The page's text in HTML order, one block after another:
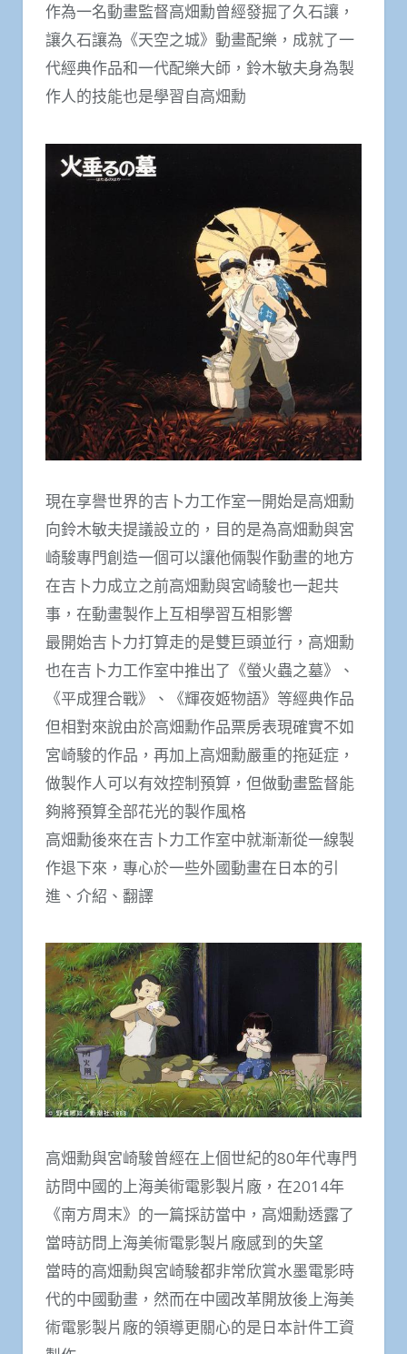
作為一名動畫監督高畑勳曾經發掘了久石讓，
讓久石讓為《天空之城》動畫配樂，成就了一
代經典作品和一代配樂大師，鈴木敏夫身為製
作人的技能也是學習自高畑勳
現在享譽世界的吉卜力工作室一開始是高畑勳
向鈴木敏夫提議設立的，目的是為高畑勳與宮
崎駿專門創造一個可以讓他倆製作動畫的地方
在吉卜力成立之前高畑勳與宮崎駿也一起共
事，在動畫製作上互相學習互相影響
最開始吉卜力打算走的是雙巨頭並行，高畑勳
也在吉卜力工作室中推出了《螢火蟲之墓》、
《平成狸合戰》、《輝夜姬物語》等經典作品
但相對來說由於高畑勳作品票房表現確實不如
宮崎駿的作品，再加上高畑勳嚴重的拖延症，
做製作人可以有效控制預算，但做動畫監督能
夠將預算全部花光的製作風格
高畑勳後來在吉卜力工作室中就漸漸從一線製
作退下來，專心於一些外國動畫在日本的引
進、介紹、翻譯
高畑勳與宮崎駿曾經在上個世紀的80年代專門
訪問中國的上海美術電影製片廠，在2014年
《南方周末》的一篇採訪當中，高畑勳透露了
當時訪問上海美術電影製片廠感到的失望
當時的高畑勳與宮崎駿都非常欣賞水墨電影時
代的中國動畫，然而在中國改革開放後上海美
術電影製片廠的領導更關心的是日本計件工資